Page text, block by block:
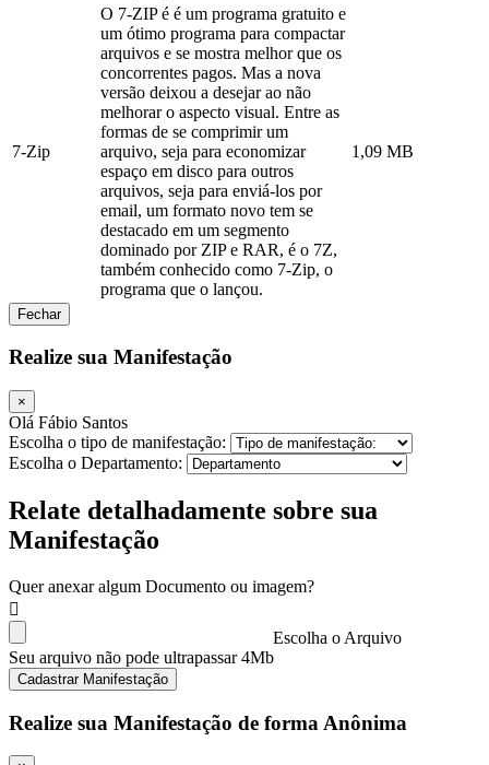
7-Zip
O 7-ZIP é é um programa gratuito e
um ótimo programa para compactar
arquivos e se mostra melhor que os
concorrentes pagos. Mas a nova
versão deixou a desejar ao não
melhorar o aspecto visual. Entre as
formas de se comprimir um
arquivo, seja para economizar
espaço em disco para outros
arquivos, seja para enviá-los por
email, um formato novo tem se
destacado em um segmento
dominado por ZIP e RAR, é o 7Z,
também conhecido como 7-Zip, o
programa que o lançou.
1,09 MB
Fechar
Realize sua Manifestação
×
Olá Fábio Santos
Escolha o tipo de manifestação:
Escolha o Departamento:
Relate detalhadamente sobre sua
Manifestação
Quer anexar algum Documento ou imagem?
Escolha o Arquivo
Seu arquivo não pode ultrapassar 4Mb
Cadastrar Manifestação
Realize sua Manifestação de forma Anônima